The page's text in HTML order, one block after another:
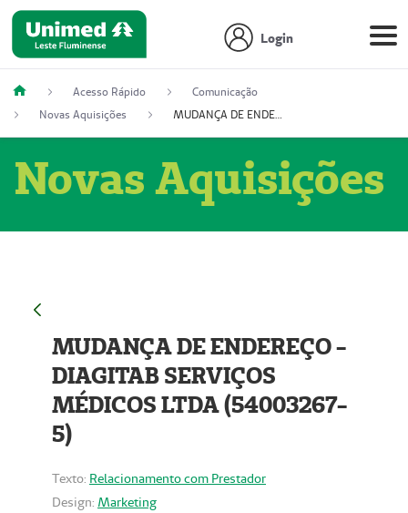
Login
Acesso Rápido
Comunicação
Novas Aquisições
MUDANÇA DE ENDEREÇO - DIAGITAB SERVIÇOS MÉDICOS LTDA (54003267-5)
Novas Aquisições
MUDANÇA DE ENDEREÇO -
DIAGITAB SERVIÇOS
MÉDICOS LTDA (54003267-
5)
Texto: Relacionamento com Prestador
Design: Marketing